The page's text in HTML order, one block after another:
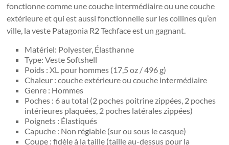
fonctionne comme une couche intermédiaire ou une couche
extérieure et qui est aussi fonctionnelle sur les collines qu’en
ville, la veste Patagonia R2 Techface est un gagnant.
Matériel: Polyester, Élasthanne
Type: Veste Softshell
Poids : XL pour hommes (17,5 oz / 496 g)
Chaleur : couche extérieure ou couche intermédiaire
Genre : Hommes
Poches : 6 au total (2 poches poitrine zippées, 2 poches
intérieures plaquées, 2 poches latérales zippées)
Poignets : Élastiqués
Capuche : Non réglable (sur ou sous le casque)
Coupe : fidèle à la taille (taille au-dessus pour la